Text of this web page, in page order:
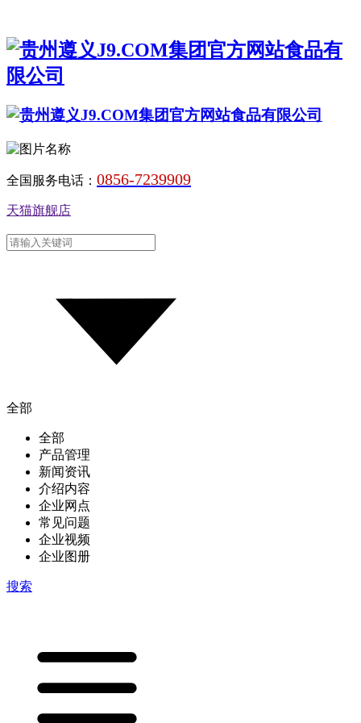
全国服务电话： 0856-7239909
天猫旗舰店
全部
全部
产品管理
新闻资讯
介绍内容
企业网点
常见问题
企业视频
企业图册
搜索